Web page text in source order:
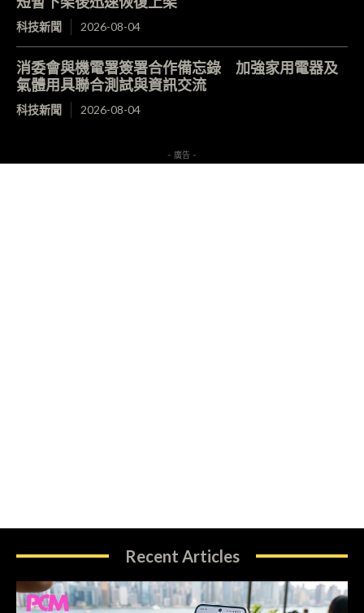
科技新聞 2026-08-04
消委會與機電署簽署合作備忘錄 加強家用電器及
氣體用具聯合測試與資訊交流
科技新聞 2026-08-04
- 廣告 -
Recent Articles